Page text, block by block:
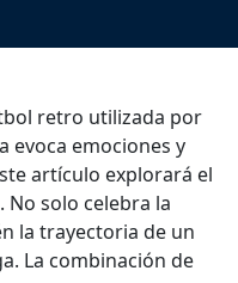
retro utilizada por
evoca emociones y
artículo explorará el
No solo celebra la
la trayectoria de un
La combinación de